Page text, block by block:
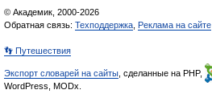
© Академик, 2000-2026
Обратная связь: Техподдержка Реклама на сайте
👣 Путешествия
Экспорт словарей на сайты , сделанные на PHP,
WordPress, MODx.